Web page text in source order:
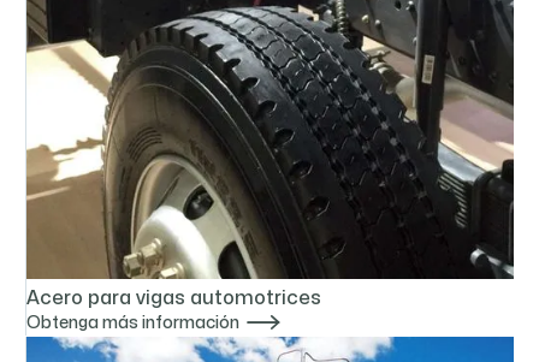
Acero para vigas automotrices
Obtenga más información 